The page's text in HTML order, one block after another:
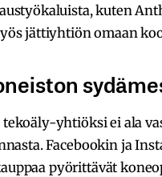
kuten
jättiyhtiön omaan
yhtiöksi ei ala
Facebookin ja
pyörittävät